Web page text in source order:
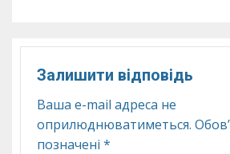
Залишити відповідь
Ваша e-mail адреса не
оприлюднюватиметься.
позначені *